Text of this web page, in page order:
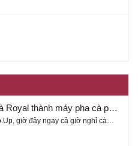
Saeco Pro.Up: Biến Magic và Royal thành máy pha cà phê thông minh
giờ đây ngay cả giờ nghỉ cà…